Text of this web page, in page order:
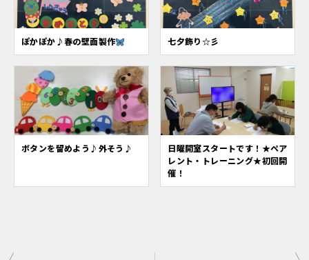
ぽかぽか♪春の壁面製作 七夕飾り☆彡
ボタンを留めよう♪外そう♪
日曜開室スタートです！★ペア
レント・トレーニング★初回開
催！